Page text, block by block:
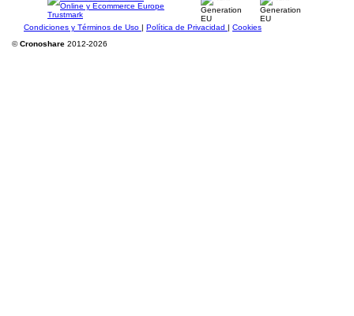
Condiciones y Términos de Uso | Política de Privacidad | Cookies
©Cronoshare 2012-2026